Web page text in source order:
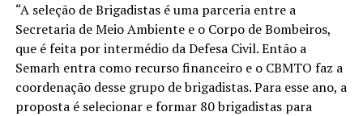
“A seleção de Brigadistas é uma parceria entre a
Secretaria de Meio Ambiente e o Corpo de Bombeiros,
que é feita por intermédio da Defesa Civil. Então a
Semarh entra como recurso financeiro e o CBMTO faz a
coordenação desse grupo de brigadistas. Para esse ano, a
proposta é selecionar e formar 80 brigadistas para